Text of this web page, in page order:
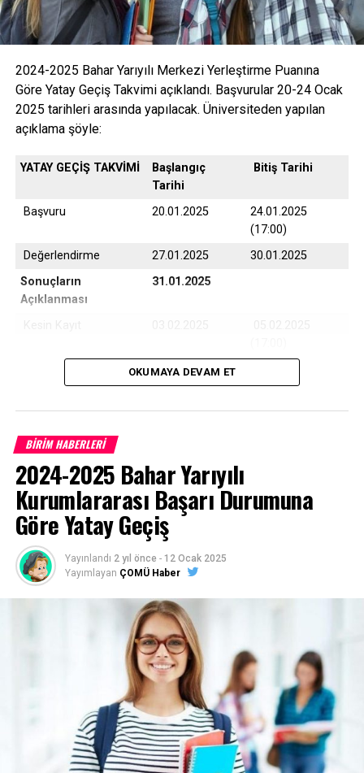
2024-2025 Bahar Yarıyılı Merkezi Yerleştirme Puanına
Göre Yatay Geçiş Takvimi açıklandı. Başvurular 20-24 Ocak
2025 tarihleri arasında yapılacak. Üniversiteden yapılan
açıklama şöyle:
YATAY GEÇİŞ TAKVİMİ
Başlangıç
Tarihi
Bitiş Tarihi
Başvuru 20.01.2025
24.01.2025
(17:00)
Değerlendirme
27.01.2025
30.01.2025
Sonuçların
Açıklanması
31.01.2025
06.02.2025
(17:00)
program taban puanları içinTIKLAYINIZ
Başvurularhttps://ubys.comu.edu.tr/adresinden belirtilen
tarihler arasında online (internet) olarak yapılacaktır.
(Posta ile başvuru alınmayacaktır)
1- Merkezi Yerleştirme Puanı İle Yatay Geçiş Online
(İnternet) Başvurusunda Bulunan Öğrencilerden
İstenen Belgeler
OKUMAYA DEVAM ET
BİRİM HABERLERİ
2024-2025 Bahar Yarıyılı
Kurumlararası Başarı Durumuna
Göre Yatay Geçiş
Yayınlandı 2 yıl önce - 12 Ocak 2025
Yayımlayan ÇOMÜ Haber